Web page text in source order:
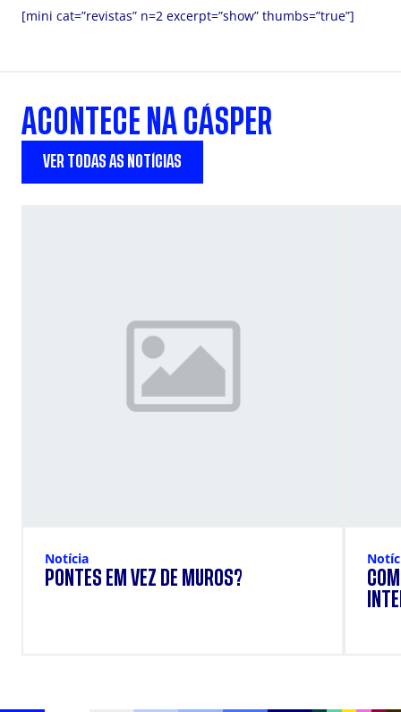
[mini cat=”revistas” n=2 excerpt=”show” thumbs=”true”]
ACONTECE NA CÁSPER
VER TODAS AS NOTÍCIAS
Notícia
PONTES EM VEZ DE MUROS?